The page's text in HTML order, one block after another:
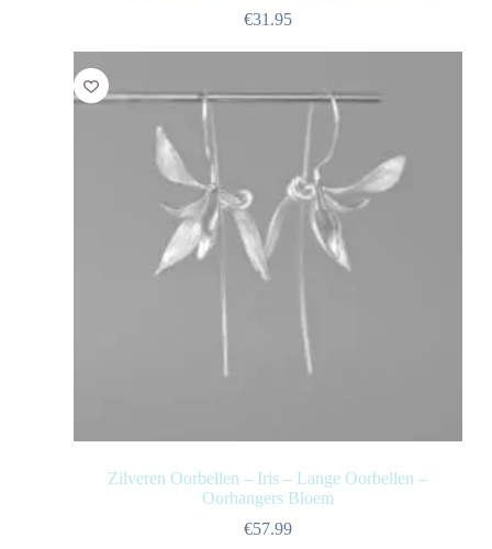
€31.95
Zilveren Oorbellen – Iris – Lange Oorbellen –
Oorhangers Bloem
€57.99